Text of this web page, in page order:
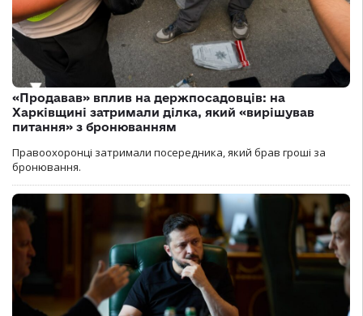
«Продавав» вплив на держпосадовців: на
Харківщині затримали ділка, який «вирішував
питання» з бронюванням
Правоохоронці затримали посередника, який брав гроші за
бронювання.